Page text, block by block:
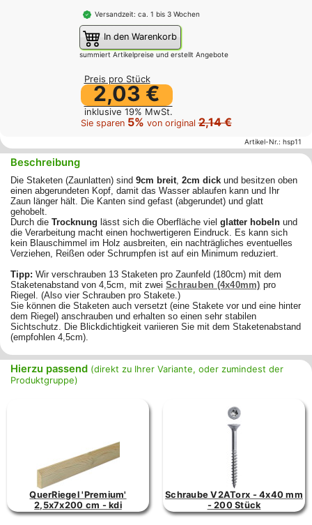
Versandzeit: ca. 1 bis 3 Wochen
In den Warenkorb
summiert Artikelpreise und erstellt Angebote
Preis pro Stück
2,03 €
inklusive 19% MwSt.
Sie sparen 5% von original2,14 €
Artikel-Nr.: hsp11
Beschreibung
Die Staketen (Zaunlatten) sind 9cm breit, 2cm dick und besitzen oben
einen abgerundeten Kopf, damit das Wasser ablaufen kann und Ihr
Zaun länger hält. Die Kanten sind gefast (abgerundet) und glatt
gehobelt.
Durch die Trocknung lässt sich die Oberfläche viel glatter hobeln und
die Verarbeitung macht einen hochwertigeren Eindruck. Es kann sich
kein Blauschimmel im Holz ausbreiten, ein nachträgliches eventuelles
Verziehen, Reißen oder Schrumpfen ist auf ein Minimum reduziert.
Tipp: Wir verschrauben 13 Staketen pro Zaunfeld (180cm) mit dem
Staketenabstand von 4,5cm, mit zwei Schrauben (4x40mm) pro
Riegel. (Also vier Schrauben pro Stakete.)
Sie können die Staketen auch versetzt (eine Stakete vor und eine hinter
dem Riegel) anschrauben und erhalten so einen sehr stabilen
Sichtschutz. Die Blickdichtigkeit variieren Sie mit dem Staketenabstand
(empfohlen 4,5cm).
Hierzu passend (direkt zu Ihrer Variante, oder zumindest der
Produktgruppe)
QuerRiegel 'Premium'
2,5x7x200 cm - kdi
Schraube V2ATorx - 4x40 mm
- 200 Stück